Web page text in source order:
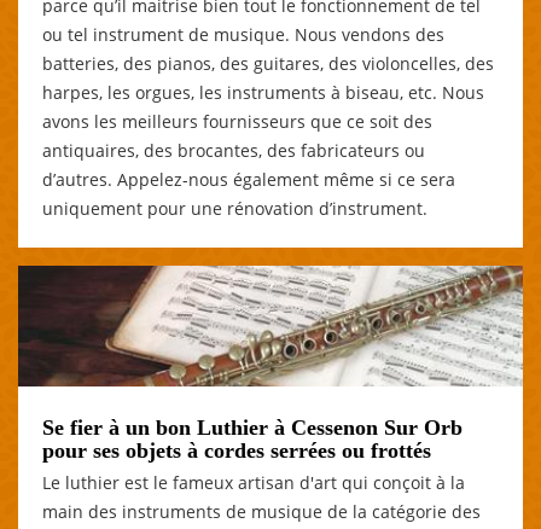
parce qu’il maitrise bien tout le fonctionnement de tel
ou tel instrument de musique. Nous vendons des
batteries, des pianos, des guitares, des violoncelles, des
harpes, les orgues, les instruments à biseau, etc. Nous
avons les meilleurs fournisseurs que ce soit des
antiquaires, des brocantes, des fabricateurs ou
d’autres. Appelez-nous également même si ce sera
uniquement pour une rénovation d’instrument.
Se fier à un bon Luthier à Cessenon Sur Orb
pour ses objets à cordes serrées ou frottés
Le luthier est le fameux artisan d'art qui conçoit à la
main des instruments de musique de la catégorie des